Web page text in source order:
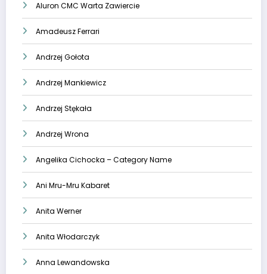
Aluron CMC Warta Zawiercie
Amadeusz Ferrari
Andrzej Gołota
Andrzej Mankiewicz
Andrzej Stękała
Andrzej Wrona
Angelika Cichocka – Category Name
Ani Mru-Mru Kabaret
Anita Werner
Anita Włodarczyk
Anna Lewandowska